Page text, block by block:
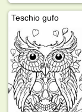
Teschio gufo